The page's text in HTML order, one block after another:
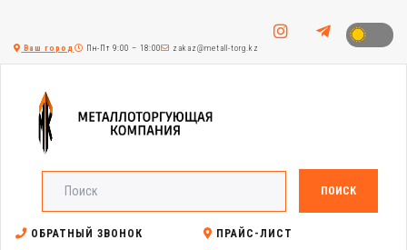
Ваш город Пн-Пт 9:00 – 18:00 zakaz@metall-torg.kz
ПОИСК
ОБРАТНЫЙ ЗВОНОК
ПРАЙС-ЛИСТ